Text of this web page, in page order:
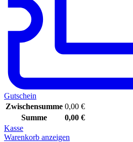
Gutschein
Zwischensumme 0,00 €
Summe
0,00 €
Kasse
Warenkorb anzeigen